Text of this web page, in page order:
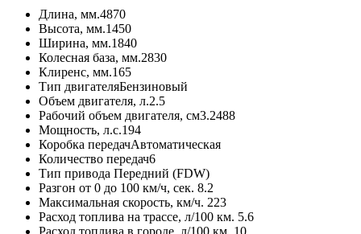
Длина, мм.4870
Высота, мм.1450
Ширина, мм.1840
Колесная база, мм.2830
Клиренс, мм.165
Тип двигателяБензиновый
Объем двигателя, л.2.5
Рабочий объем двигателя, см3.2488
Мощность, л.с.194
Коробка передачАвтоматическая
Количество передач6
Тип привода Передний (FDW)
Разгон от 0 до 100 км/ч, сек. 8.2
Максимальная скорость, км/ч. 223
Расход топлива на трассе, л/100 км. 5.6
Расход топлива в городе, л/100 км. 10